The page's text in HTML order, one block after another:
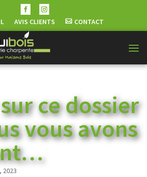
AVIS CLIENTS CONTACT
ce dossier
vous avons
2023